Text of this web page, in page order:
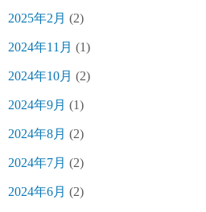
2025年2月 (2)
2024年11月 (1)
2024年10月 (2)
2024年9月 (1)
2024年8月 (2)
2024年7月 (2)
2024年6月 (2)